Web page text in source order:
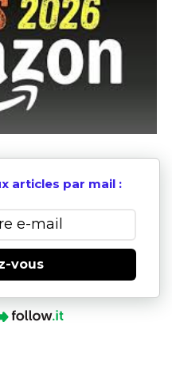
articles par mail :
vous